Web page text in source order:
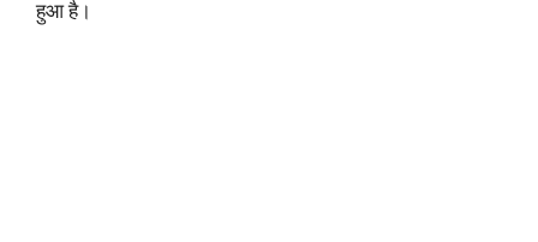
हुआ है।